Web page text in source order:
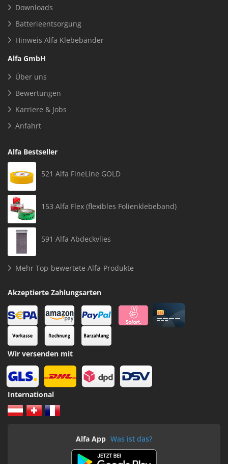
Downloads
Batterieentsorgung
Hinweis Alfa Klebebänder
Alfa GmbH
Über uns
Bewertungen
Karriere & Jobs
Anfahrt
Alfa Bestseller
521 Alfa FineLine GOLD
153 Alfa Flex (flexibles Folienklebeband)
591 Alfa Abdeckvlies
Mehr Top-bewertete Alfa-Produkte
Akzeptierte Zahlungsarten
Wir versenden mit
International
Alfa App Was ist das?